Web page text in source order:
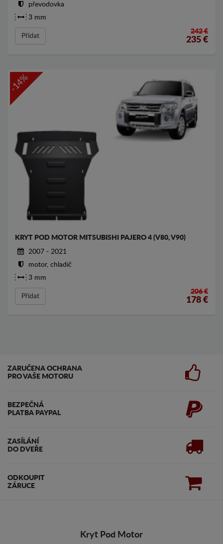
převodovka
3 mm
Přídat
242 €
235 €
-14%
KRYT POD MOTOR MITSUBISHI PAJERO 4 (V80, V90)
2007 - 2021
motor, chladič
3 mm
Přídat
206 €
178 €
ZARUČENA OCHRANA
PRO VAŠE MOTORU
BEZPEČNÁ
PLATBA PAYPAL
ZASÍLÁNÍ
DO DVEŘE
ODKOUPIT
ZÁRUCE
Kryt Pod Motor